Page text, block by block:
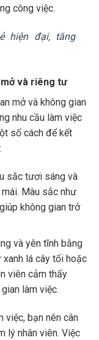
công việc.
hiện đại, tăng
và riêng tư
mở và không gian
nhu cầu làm việc
số cách để kết
sắc tươi sáng và
Màu sắc như
không gian trở
và yên tĩnh bằng
lá cây tối hoặc
viên cảm thấy
làm việc.
việc, bạn nên cân
lý nhân viên. Việc